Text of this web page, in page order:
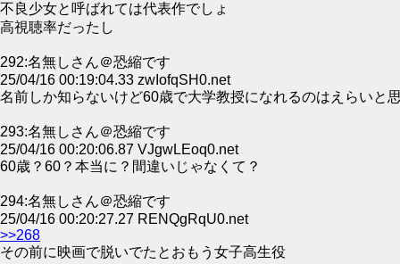
不良少女と呼ばれては代表作でしょ
高視聴率だったし
292:名無しさん＠恐縮です
25/04/16 00:19:04.33 zwIofqSH0.net
名前しか知らないけど60歳で大学教授になれるのはえらいと
293:名無しさん＠恐縮です
25/04/16 00:20:06.87 VJgwLEoq0.net
60歳？60？本当に？間違いじゃなくて？
294:名無しさん＠恐縮です
25/04/16 00:20:27.27 RENQgRqU0.net
>>268
その前に映画で脱いでたとおもう女子高生役